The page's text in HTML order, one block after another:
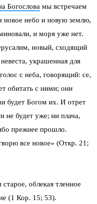
Богослова мы встречаем
новое небо и новую землю,
и моря уже нет.
новый, сходящий
украшенная для
с неба, говорящий: се,
обитать с ними; они
будет Богом их. И отрет
не будет уже; ни плача,
прежнее прошло.
все новое» (Откр. 21;
облекая тленное
(1 Кор. 15; 53).